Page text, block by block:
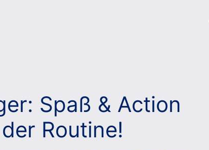
Spaß & Action
Routine!